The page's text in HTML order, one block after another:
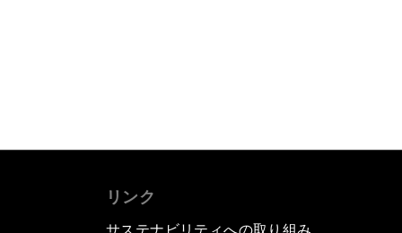
リンク